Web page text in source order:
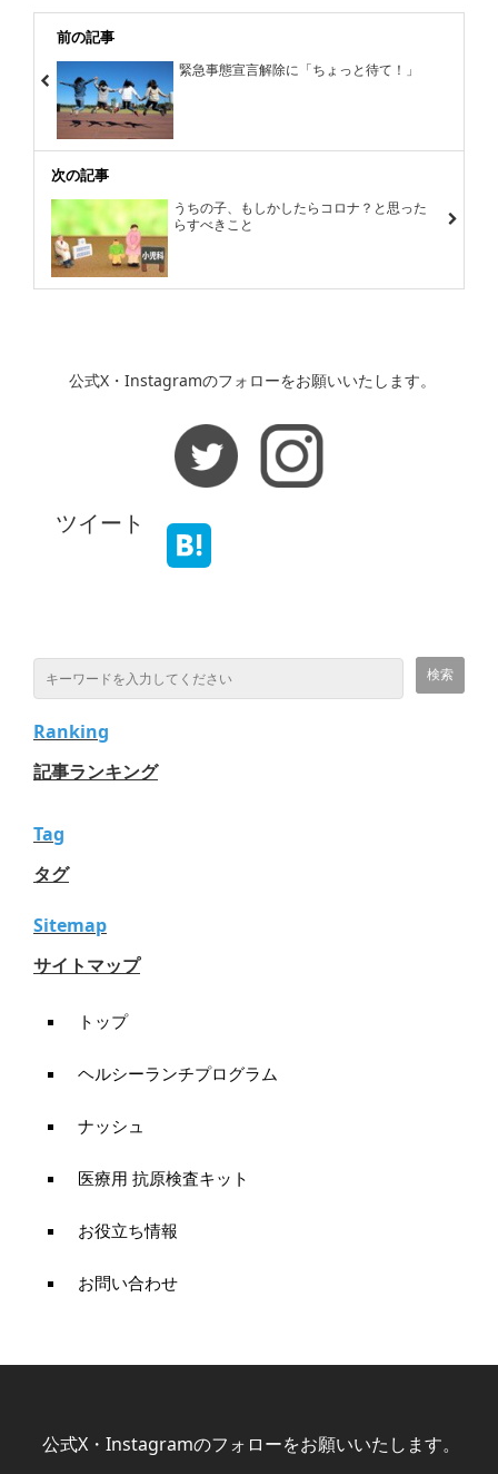
前の記事
緊急事態宣言解除に「ちょっと待て！」
次の記事
うちの子、もしかしたらコロナ？と思った
らすべきこと
公式X・Instagramのフォローをお願いいたします。
ツイート
Ranking
記事ランキング
Tag
タグ
Sitemap
サイトマップ
トップ
ヘルシーランチプログラム
ナッシュ
医療用 抗原検査キット
お役立ち情報
お問い合わせ
公式X・Instagramのフォローをお願いいたします。